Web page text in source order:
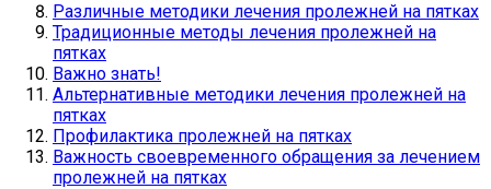
Различные методики лечения пролежней на пятках
Традиционные методы лечения пролежней на
пятках
Важно знать!
Альтернативные методики лечения пролежней на
пятках
Профилактика пролежней на пятках
Важность своевременного обращения за лечением
пролежней на пятках